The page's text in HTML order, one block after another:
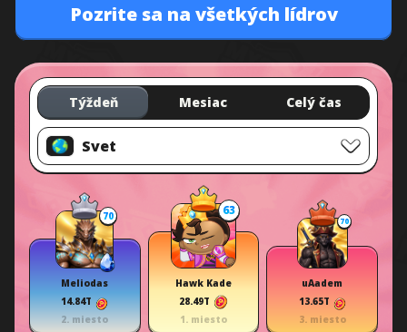
Pozrite sa na všetkých lídrov
Týždeň Mesiac Celý čas
Svet
70
Meliodas
14.84T
2. miesto
63
Hawk Kade
28.49T
1. miesto
70
uAadem
13.65T
3. miesto